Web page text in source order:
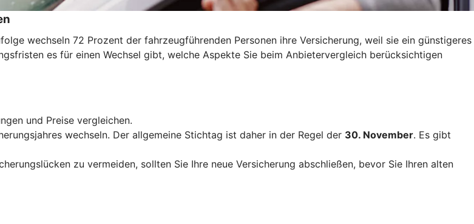
wechseln 72 Prozent der fahrzeugführenden Personen ihre Versicherung, weil sie ein günstigeres
es für einen Wechsel gibt, welche Aspekte Sie beim Anbietervergleich berücksichtigen
und Preise vergleichen.
wechseln. Der allgemeine Stichtag ist daher in der Regel der 30. November. Es gibt
zu vermeiden, sollten Sie Ihre neue Versicherung abschließen, bevor Sie Ihren alten